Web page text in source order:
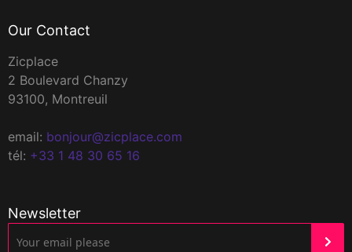
Our Contact
Zicplace
2 Boulevard Chanzy
93100, Montreuil
email: bonjour@zicplace.com
tél: +33 1 48 30 65 16
Newsletter